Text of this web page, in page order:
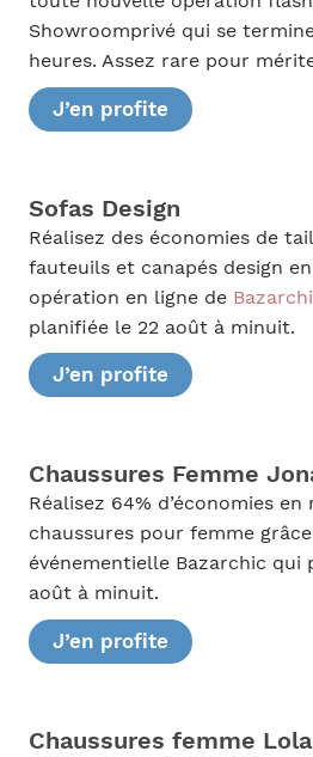
Showroomprivé qui se
heures. Assez rare pour
J’en profite
Sofas Design
Réalisez des économies de
fauteuils et canapés design
opération en ligne de
planifiée le 22 août à minuit.
J’en profite
Chaussures Femme
Réalisez 64% d’économies
chaussures pour femme
événementielle Bazarchic qui
août à minuit.
J’en profite
Chaussures femme